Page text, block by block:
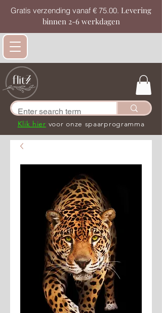
Gratis verzending vanaf € 75.00. Levering
binnen 2-6 werkdagen
Klik hier voor onze spaarprogramma